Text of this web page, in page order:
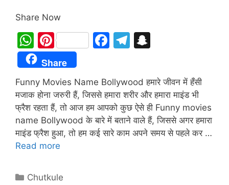
Share Now
W
h
at
s
A
p
p
Pi
nt
er
e
st
F
e
b
o
o
T
gr
a
m
a
p
c
h
at
Share
Funny Movies Name Bollywood हमारे जीवन में हँसी
मजाक होना जरुरी हैं, जिससे हमारा शरीर और हमारा माइंड भी
फ्रैश रहता हैं, तो आज हम आपको कुछ ऐसे ही Funny movies
name Bollywood के बारे में बताने वाले हैं, जिससे अगर हमारा
माइंड फ्रैश हुआ, तो हम कई सारे काम अपने समय से पहले कर …
Read more
Categories
Chutkule